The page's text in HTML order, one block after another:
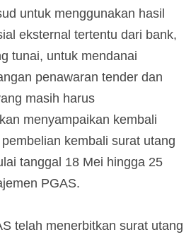
untuk menggunakan hasil
eksternal tertentu dari bank,
tunai, untuk mendanai
penawaran tender dan
masih harus
menyampaikan kembali
kembali surat utang
tanggal 18 Mei hingga 25
PGAS.
telah menerbitkan surat utang